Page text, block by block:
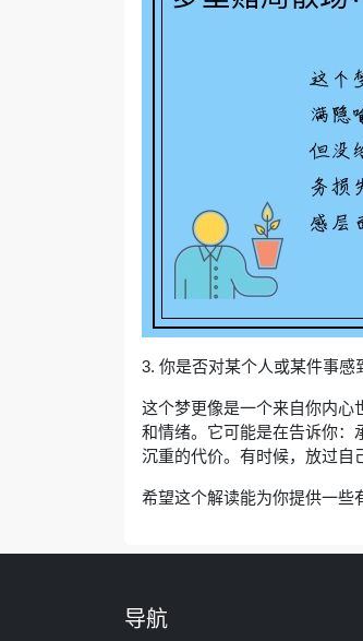
3. 你是否对某个人或某件事感
这个梦更像是一个来自你内心
和情绪。它可能是在告诉你：
沉重的代价。有时候，放过自
希望这个解读能为你提供一些
导航